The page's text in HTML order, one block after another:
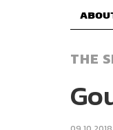
THE